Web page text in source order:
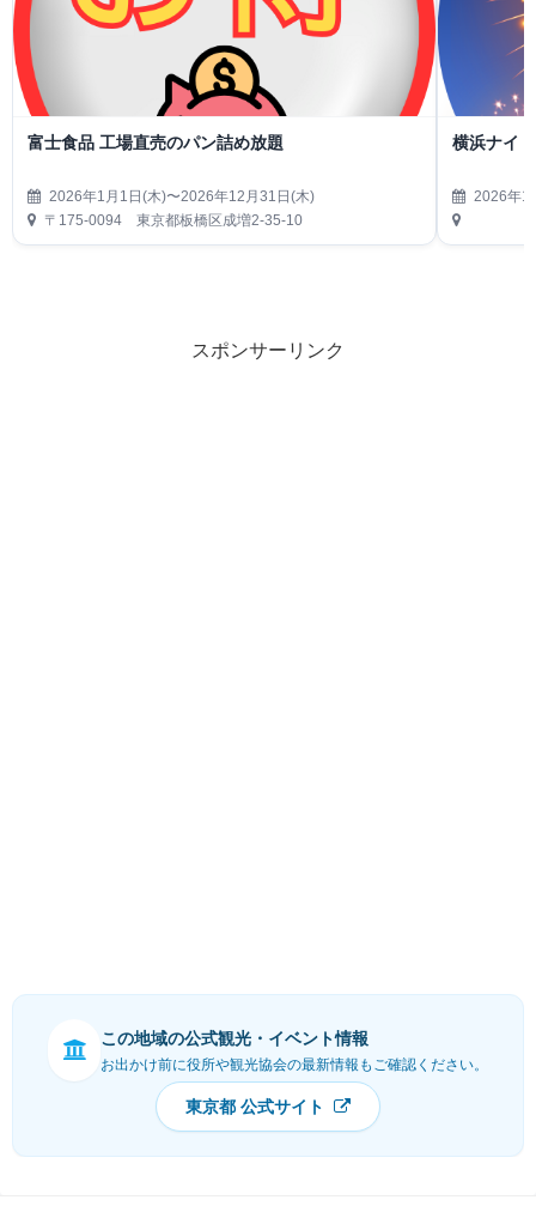
富士食品 工場直売のパン詰め放題
2026年1月1日(木)〜2026年12月31日(木)
〒175-0094 東京都板橋区成増2-35-10
横浜ナイ
2026年1
スポンサーリンク
この地域の公式観光・イベント情報
お出かけ前に役所や観光協会の最新情報もご確認ください。
東京都 公式サイト